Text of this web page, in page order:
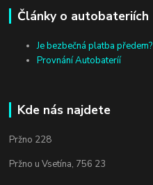
Články o autobateriích
Je bezbečná platba předem?
Provnání Autobateríí
Kde nás najdete
Pržno 228
Pržno u Vsetína, 756 23